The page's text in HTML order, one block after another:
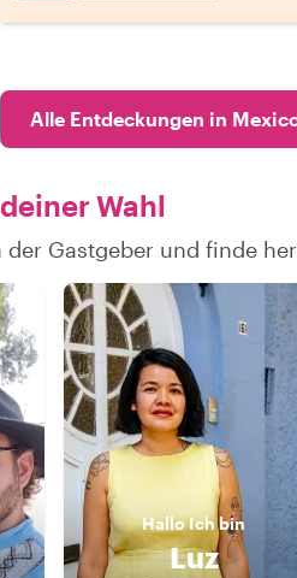
Alle Entdeckungen in
Wahl
Gastgeber und finde
HalloIch bin
Luz